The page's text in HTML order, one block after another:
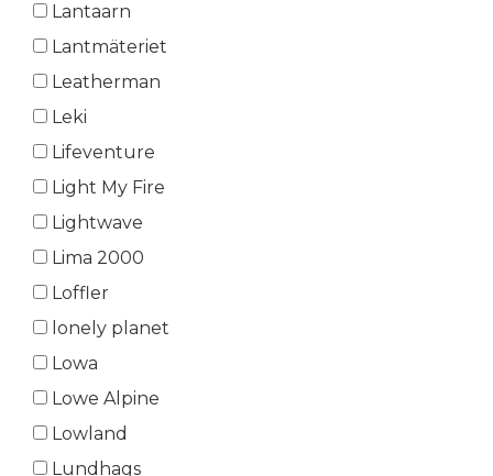
Lantaarn
Lantmäteriet
Leatherman
Leki
Lifeventure
Light My Fire
Lightwave
Lima 2000
Loffler
lonely planet
Lowa
Lowe Alpine
Lowland
Lundhags